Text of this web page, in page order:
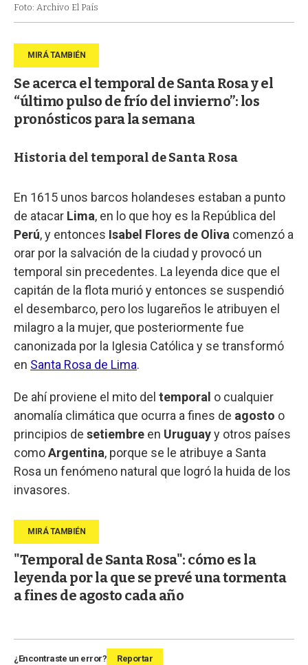
Foto: Archivo El País
Se acerca el temporal de Santa Rosa y el
“último pulso de frío del invierno”: los
pronósticos para la semana
Historia del temporal de Santa Rosa
En 1615 unos barcos holandeses estaban a punto
de atacar Lima, en lo que hoy es la República del
Perú, y entonces Isabel Flores de Oliva comenzó a
orar por la salvación de la ciudad y provocó un
temporal sin precedentes. La leyenda dice que el
capitán de la flota murió y entonces se suspendió
el desembarco, pero los lugareños le atribuyen el
milagro a la mujer, que posteriormente fue
canonizada por la Iglesia Católica y se transformó
en Santa Rosa de Lima.
De ahí proviene el mito del temporal o cualquier
anomalía climática que ocurra a fines de agosto o
principios de setiembre en Uruguayy otros países
comoArgentina, porque se le atribuye a Santa
Rosa un fenómeno natural que logró la huida de los
invasores.
"Temporal de Santa Rosa": cómo es la
leyenda por la que se prevé una tormenta
a fines de agosto cada año
¿Encontraste un error? Reportar